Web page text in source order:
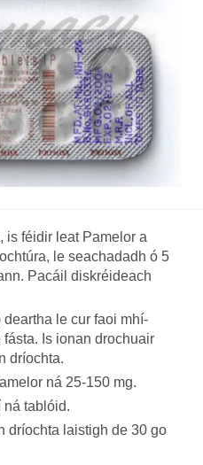
is féidir leat Pamelor a
le seachadadh ó 5
Pacáil diskréideach
le cur faoi mhí-
Is ionan drochuair
dríochta.
ná 25-150 mg.
ná tablóid.
dríochta laistigh de 30 go